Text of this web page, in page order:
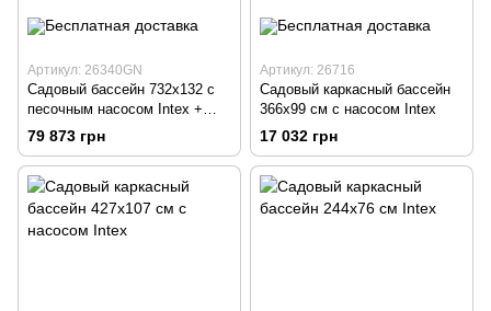
Артикул: 26340GN
Садовый бассейн 732x132 с
песочным насосом Intex +
переключателем
79 873 грн
Артикул: 26716
Садовый каркасный бассейн
366x99 см с насосом Intex
17 032 грн